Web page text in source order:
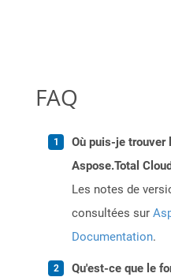
FAQ
Où puis-je trouver
Aspose.Total
Les notes de
consultées sur
Documentation.
Qu'est-ce que le